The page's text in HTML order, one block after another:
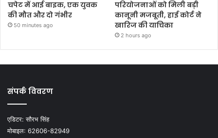
चपेट में आई बाइक, एक युवक
की मौत और दो गंभीर
50 minutes ago
परियोजनाओं को मिली बड़ी
कानूनी मजबूती, हाई कोर्ट ने
खारिज की याचिका
2 hours ago
संपर्क विवरण
एडिटर:सौरभ सिंह
मोबाइल: 62606-82949